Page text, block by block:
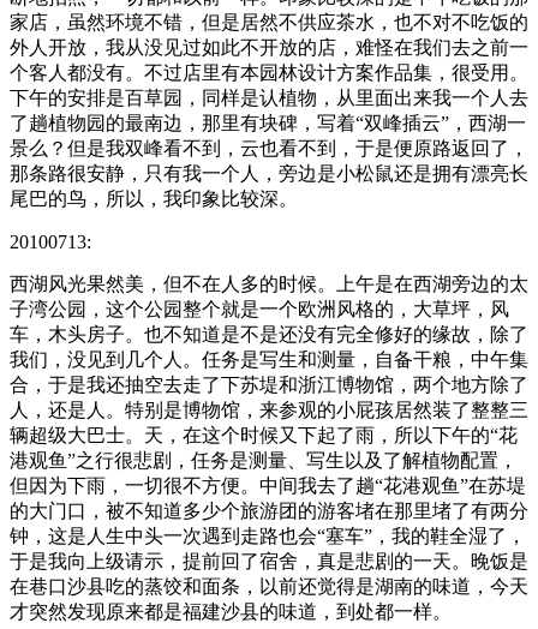
家店，虽然环境不错，但是居然不供应茶水，也不对不吃饭的
外人开放，我从没见过如此不开放的店，难怪在我们去之前一
个客人都没有。不过店里有本园林设计方案作品集，很受用。
下午的安排是百草园，同样是认植物，从里面出来我一个人去
了趟植物园的最南边，那里有块碑，写着“双峰插云”，西湖一
景么？但是我双峰看不到，云也看不到，于是便原路返回了，
那条路很安静，只有我一个人，旁边是小松鼠还是拥有漂亮长
尾巴的鸟，所以，我印象比较深。
20100713:
西湖风光果然美，但不在人多的时候。上午是在西湖旁边的太
子湾公园，这个公园整个就是一个欧洲风格的，大草坪，风
车，木头房子。也不知道是不是还没有完全修好的缘故，除了
我们，没见到几个人。任务是写生和测量，自备干粮，中午集
合，于是我还抽空去走了下苏堤和浙江博物馆，两个地方除了
人，还是人。特别是博物馆，来参观的小屁孩居然装了整整三
辆超级大巴士。天，在这个时候又下起了雨，所以下午的“花
港观鱼”之行很悲剧，任务是测量、写生以及了解植物配置，
但因为下雨，一切很不方便。中间我去了趟“花港观鱼”在苏堤
的大门口，被不知道多少个旅游团的游客堵在那里堵了有两分
钟，这是人生中头一次遇到走路也会“塞车”，我的鞋全湿了，
于是我向上级请示，提前回了宿舍，真是悲剧的一天。晚饭是
在巷口沙县吃的蒸饺和面条，以前还觉得是湖南的味道，今天
才突然发现原来都是福建沙县的味道，到处都一样。